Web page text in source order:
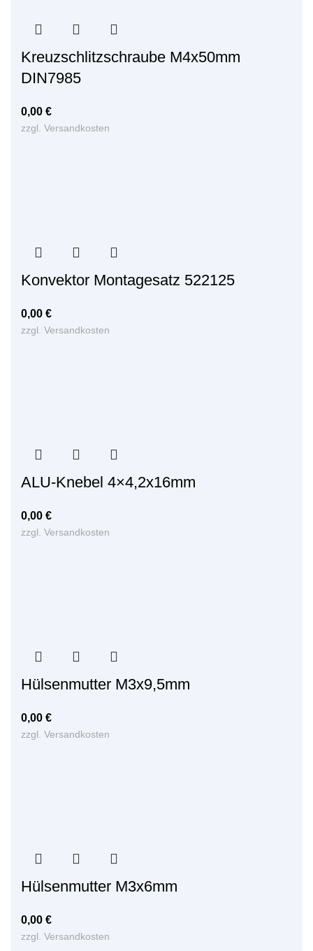
Kreuzschlitzschraube M4x50mm
DIN7985
0,00 €
zzgl. Versandkosten
Konvektor Montagesatz 522125
0,00 €
zzgl. Versandkosten
ALU-Knebel 4×4,2x16mm
0,00 €
zzgl. Versandkosten
Hülsenmutter M3x9,5mm
0,00 €
zzgl. Versandkosten
Hülsenmutter M3x6mm
0,00 €
zzgl. Versandkosten